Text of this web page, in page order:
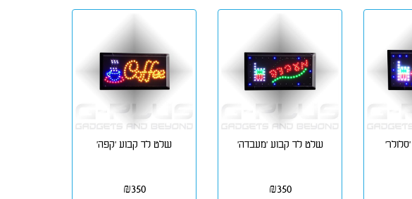
שלט לד קבוע 'מעבדה'
₪350
שלט לד קבוע 'קפה'
₪350